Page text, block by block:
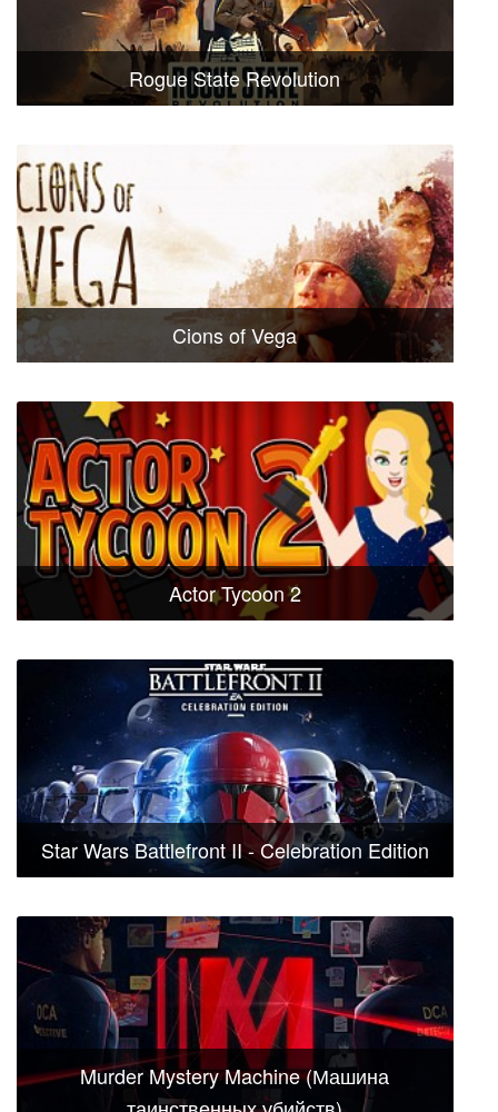
Rogue State Revolution
Cions of Vega
Actor Tycoon 2
Star Wars Battlefront II - Celebration Edition
Murder Mystery Machine (Машина